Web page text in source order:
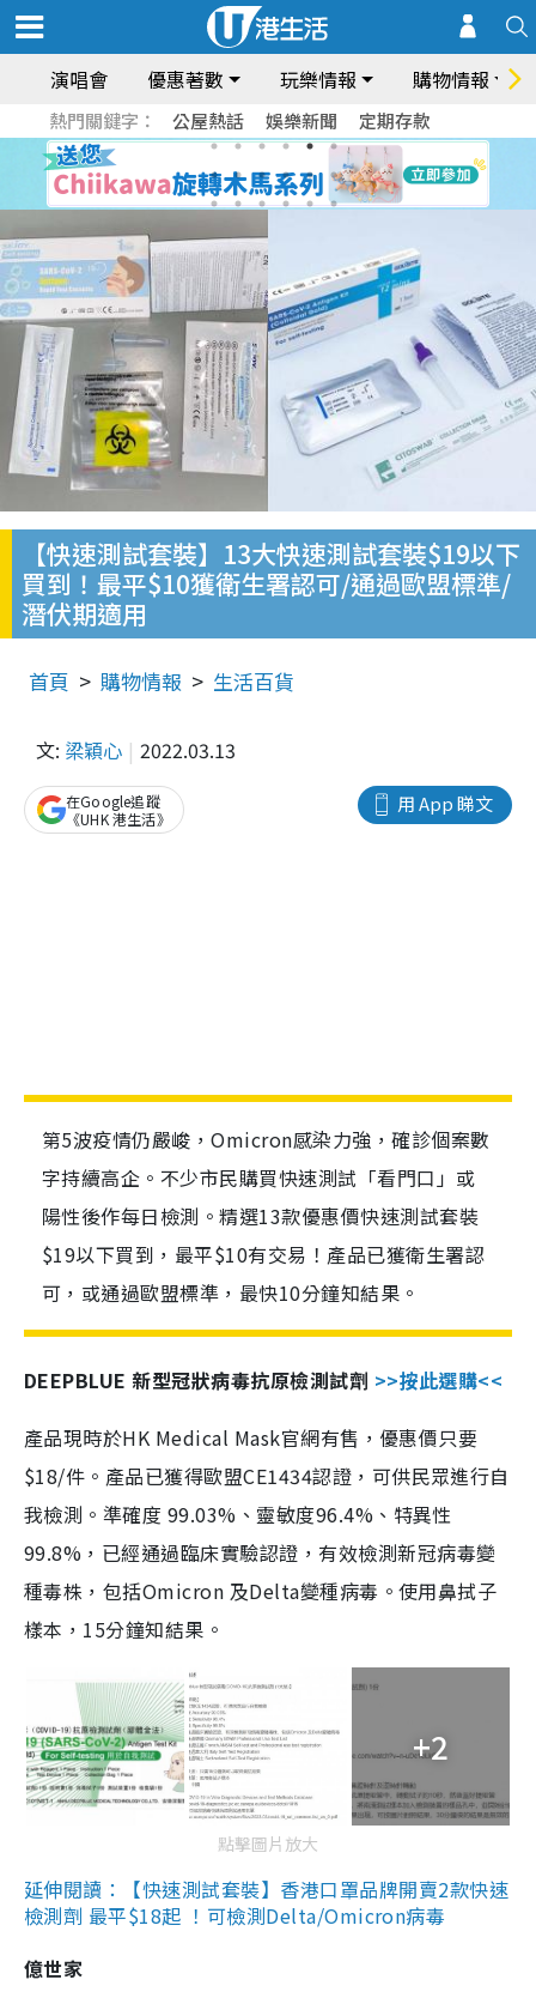
演唱會 優惠著數 玩樂情報 購物情報
熱門關鍵字： 公屋熱話 娛樂新聞 定期存款
【快速測試套裝】13大快速測試套裝$19以下
買到！最平$10獲衛生署認可/通過歐盟標準/
潛伏期適用
首頁 購物情報 生活百貨
文: 梁穎心 2022.03.13
用 App 睇文
在Google追蹤
《UHK 港生活》
第5波疫情仍嚴峻，Omicron感染力強，確診個案數
字持續高企。不少市民購買快速測試「看門口」或
陽性後作每日檢測。精選13款優惠價快速測試套裝
$19以下買到，最平$10有交易！產品已獲衛生署認
可，或通過歐盟標準，最快10分鐘知結果。
DEEPBLUE 新型冠狀病毒抗原檢測試劑 >>按此選購<<
產品現時於HK Medical Mask官網有售，優惠價只要
$18/件。產品已獲得歐盟CE1434認證，可供民眾進行自
我檢測。準確度 99.03%、靈敏度96.4%、特異性
99.8%，已經通過臨床實驗認證，有效檢測新冠病毒變
種毒株，包括Omicron 及Delta變種病毒。使用鼻拭子
樣本，15分鐘知結果。
+2
點擊圖片放大
延伸閱讀：【快速測試套裝】香港口罩品牌開賣2款快速
檢測劑 最平$18起 ！可檢測Delta/Omicron病毒
億世家